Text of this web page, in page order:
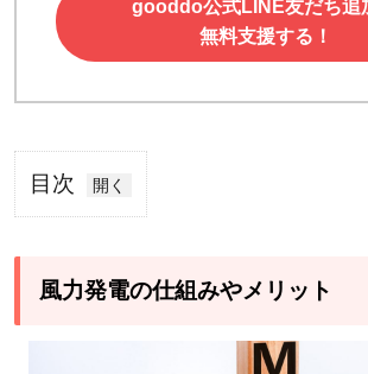
gooddo公式LINE友だち追
無料支援する！
目次
1
力
風力発電の仕組みやメリット